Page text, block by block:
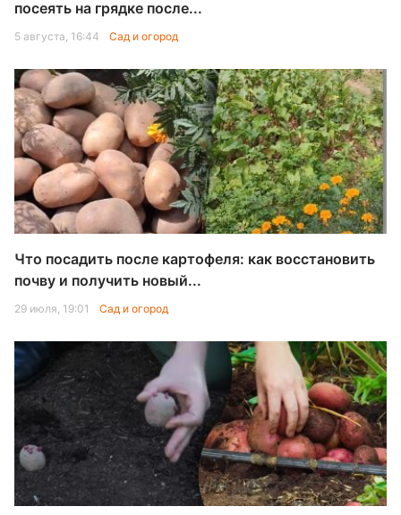
посеять на грядке после...
5 августа, 16:44 Сад и огород
Что посадить после картофеля: как восстановить
почву и получить новый...
29 июля, 19:01 Сад и огород